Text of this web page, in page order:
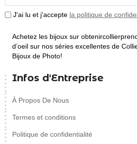
J'ai lu et j'accepte la politique de
Achetez les bijoux sur
d’oeil sur nos séries excellentes de
Bijoux de Photo!
Infos d'Entreprise
À Propos De Nous
Termes et conditions
Politique de confidentialité